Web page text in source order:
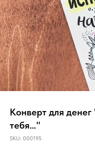
Конверт для
тебя…"
SKU: 000195